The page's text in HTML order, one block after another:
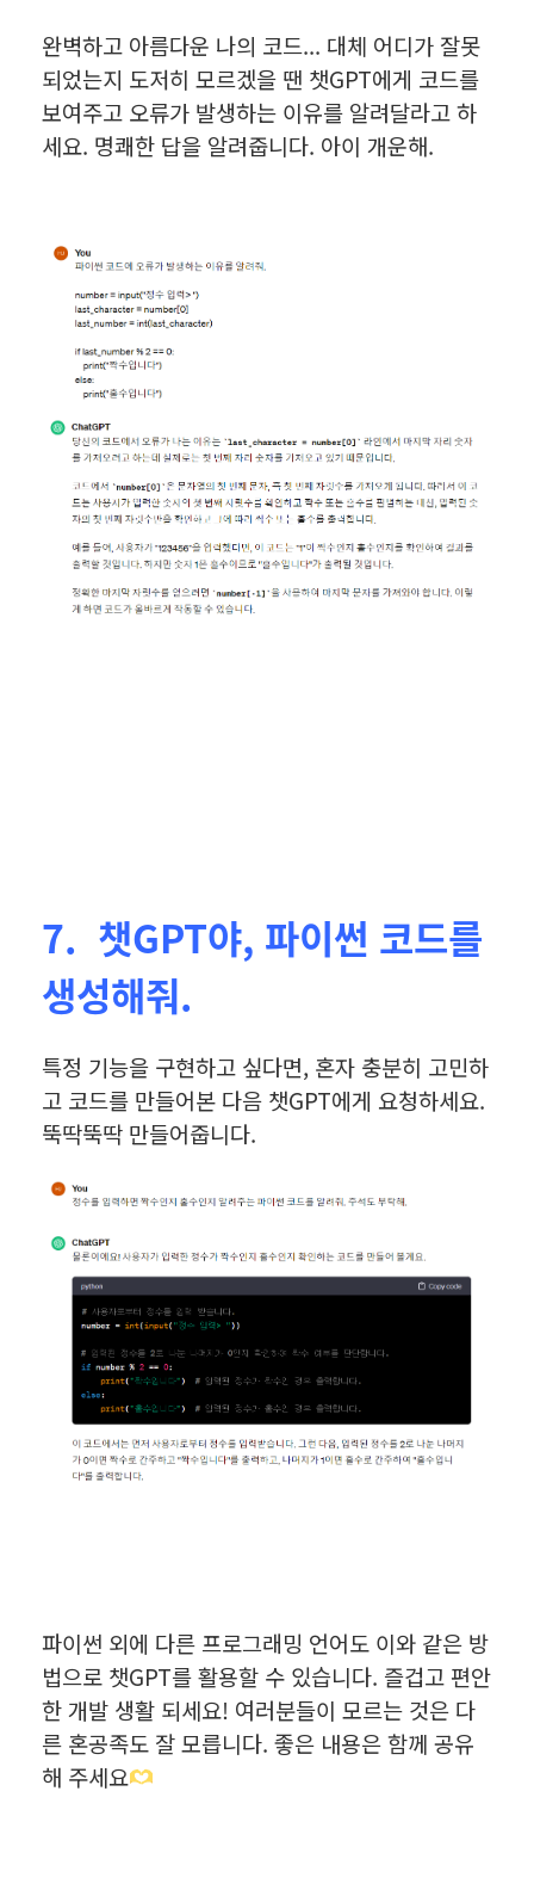
완벽하고 아름다운 나의 코드... 대체 어디가 잘못
되었는지 도저히 모르겠을 땐 챗GPT에게 코드를
보여주고 오류가 발생하는 이유를 알려달라고 하
세요. 명쾌한 답을 알려줍니다. 아이 개운해.
7. 챗GPT야, 파이썬 코드를
생성해줘.
특정 기능을 구현하고 싶다면, 혼자 충분히 고민하
고 코드를 만들어본 다음 챗GPT에게 요청하세요.
뚝딱뚝딱 만들어줍니다.
파이썬 외에 다른 프로그래밍 언어도 이와 같은 방
법으로 챗GPT를 활용할 수 있습니다. 즐겁고 편안
한 개발 생활 되세요! 여러분들이 모르는 것은 다
른 혼공족도 잘 모릅니다. 좋은 내용은 함께 공유
해 주세요